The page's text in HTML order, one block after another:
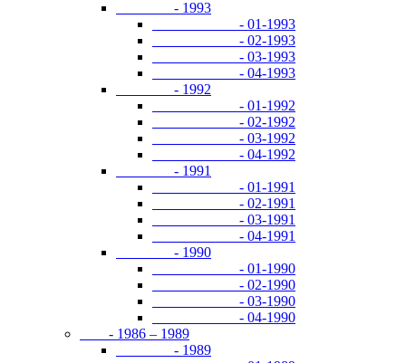
- 1993
- 01-1993
- 02-1993
- 03-1993
- 04-1993
- 1992
- 01-1992
- 02-1992
- 03-1992
- 04-1992
- 1991
- 01-1991
- 02-1991
- 03-1991
- 04-1991
- 1990
- 01-1990
- 02-1990
- 03-1990
- 04-1990
- 1986 – 1989
- 1989